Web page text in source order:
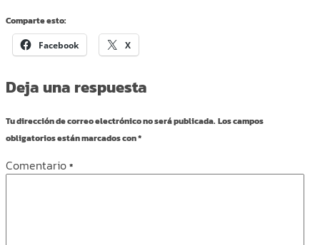
Comparte esto:
Facebook X
Deja una respuesta
Tu dirección de correo electrónico no será publicada. Los campos
obligatorios están marcados con*
Comentario *